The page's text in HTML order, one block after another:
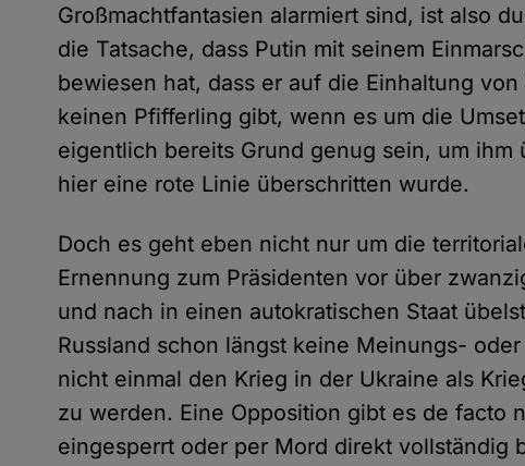
Großmachtfantasien alarmiert sind, ist also
die Tatsache, dass Putin mit seinem
bewiesen hat, dass er auf die Einhaltung
keinen Pfifferling gibt, wenn es um die
eigentlich bereits Grund genug sein, um
hier eine rote Linie überschritten wurde.
Doch es geht eben nicht nur um die
Ernennung zum Präsidenten vor über
und nach in einen autokratischen Staat
Russland schon längst keine Meinungs-
nicht einmal den Krieg in der Ukraine als
zu werden. Eine Opposition gibt es de facto
eingesperrt oder per Mord direkt vollständig